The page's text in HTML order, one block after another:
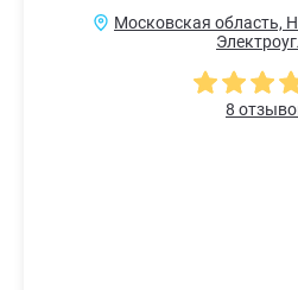
Московская область,
8